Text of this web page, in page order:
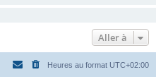
Aller à
Heures au format UTC+02:00